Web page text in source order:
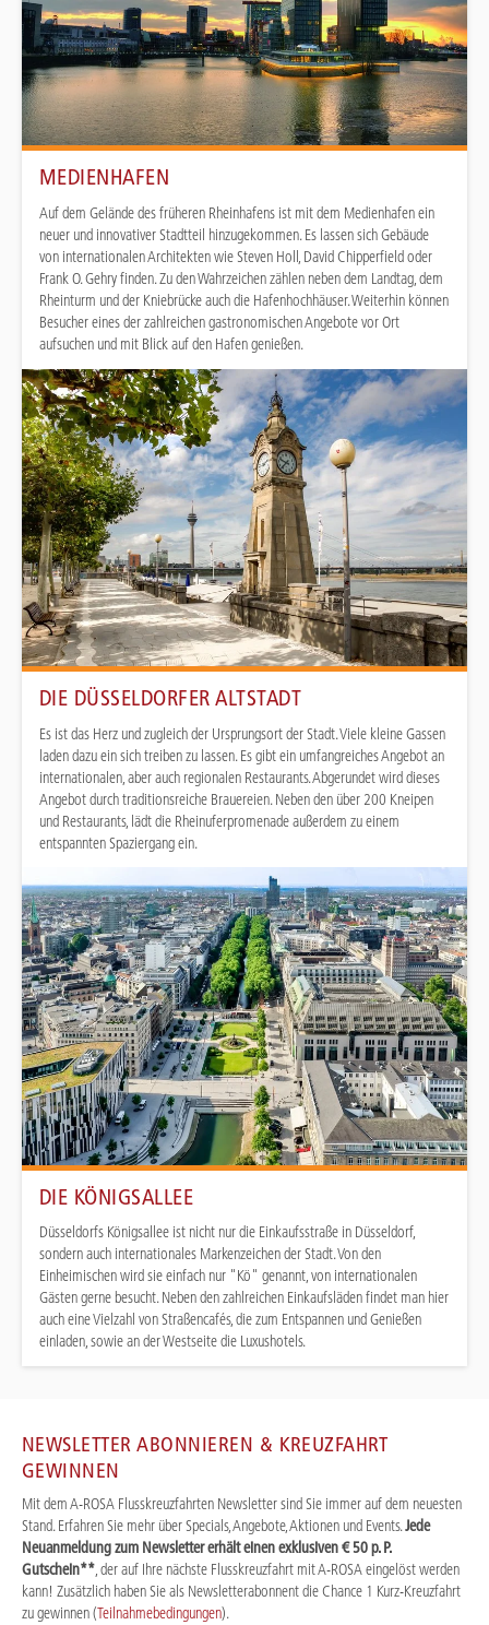
MEDIENHAFEN
Auf dem Gelände des früheren Rheinhafens ist mit dem Medienhafen ein
neuer und innovativer Stadtteil hinzugekommen. Es lassen sich Gebäude
von internationalen Architekten wie Steven Holl, David Chipperfield oder
Frank O. Gehry finden. Zu den Wahrzeichen zählen neben dem Landtag, dem
Rheinturm und der Kniebrücke auch die Hafenhochhäuser. Weiterhin können
Besucher eines der zahlreichen gastronomischen Angebote vor Ort
aufsuchen und mit Blick auf den Hafen genießen.
DIE DÜSSELDORFER ALTSTADT
Es ist das Herz und zugleich der Ursprungsort der Stadt. Viele kleine Gassen
laden dazu ein sich treiben zu lassen. Es gibt ein umfangreiches Angebot an
internationalen, aber auch regionalen Restaurants. Abgerundet wird dieses
Angebot durch traditionsreiche Brauereien. Neben den über 200 Kneipen
und Restaurants, lädt die Rheinuferpromenade außerdem zu einem
entspannten Spaziergang ein.
DIE KÖNIGSALLEE
Düsseldorfs Königsallee ist nicht nur die Einkaufsstraße in Düsseldorf,
sondern auch internationales Markenzeichen der Stadt. Von den
Einheimischen wird sie einfach nur "Kö" genannt, von internationalen
Gästen gerne besucht. Neben den zahlreichen Einkaufsläden findet man hier
auch eine Vielzahl von Straßencafés, die zum Entspannen und Genießen
einladen, sowie an der Westseite die Luxushotels.
NEWSLETTER ABONNIEREN & KREUZFAHRT
GEWINNEN
Mit dem A-ROSA Flusskreuzfahrten Newsletter sind Sie immer auf dem neuesten
Stand. Erfahren Sie mehr über Specials, Angebote, Aktionen und Events.Jede
Neuanmeldung zum Newsletter erhält einen exklusiven € 50 p. P.
Gutschein**, der auf Ihre nächste Flusskreuzfahrt mit A-ROSA eingelöst werden
kann! Zusätzlich haben Sie als Newsletterabonnent die Chance 1 Kurz-Kreuzfahrt
zu gewinnen (Teilnahmebedingungen).